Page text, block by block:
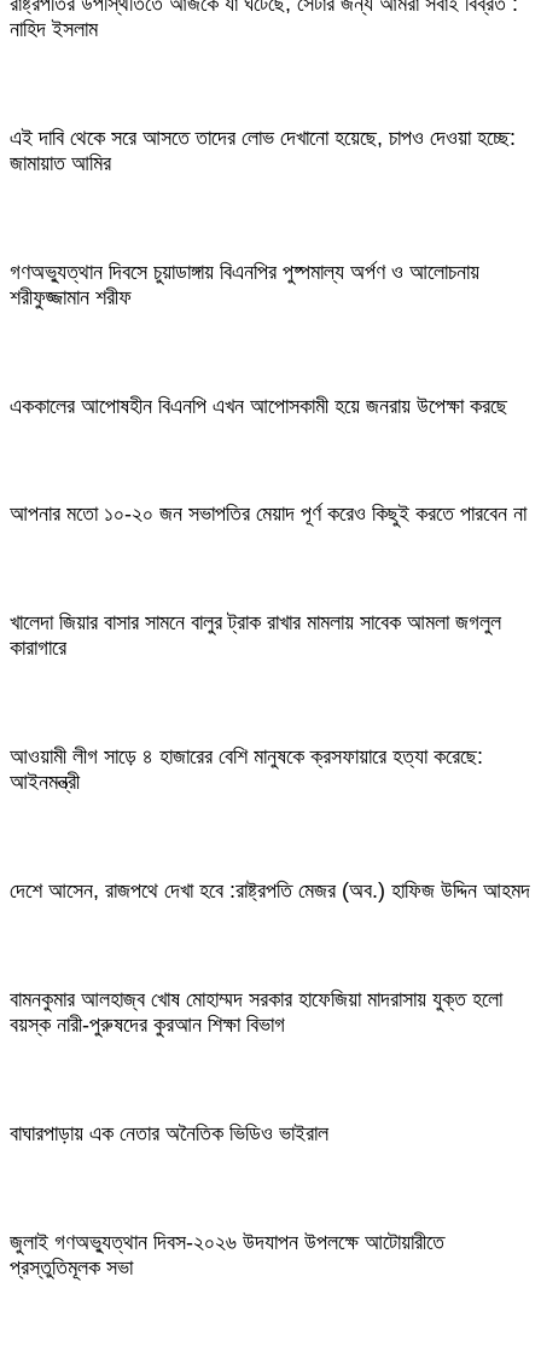
নাহিদ ইসলাম
এই দাবি থেকে সরে আসতে তাদের লোভ দেখানো হয়েছে, চাপও দেওয়া হচ্ছে:
জামায়াত আমির
গণঅভ্যুত্থান দিবসে চুয়াডাঙ্গায় বিএনপির পুষ্পমাল্য অর্পণ ও আলোচনায়
শরীফুজ্জামান শরীফ
এককালের আপোষহীন বিএনপি এখন আপোসকামী হয়ে জনরায় উপেক্ষা করছে
আপনার মতো ১০-২০ জন সভাপতির মেয়াদ পূর্ণ করেও কিছুই করতে পারবেন না
খালেদা জিয়ার বাসার সামনে বালুর ট্রাক রাখার মামলায় সাবেক আমলা জগলুল
কারাগারে
আওয়ামী লীগ সাড়ে ৪ হাজারের বেশি মানুষকে ক্রসফায়ারে হত্যা করেছে:
আইনমন্ত্রী
দেশে আসেন, রাজপথে দেখা হবে :রাষ্ট্রপতি মেজর (অব.) হাফিজ উদ্দিন আহমদ
বামনকুমার আলহাজ্ব খোষ মোহাম্মদ সরকার হাফেজিয়া মাদরাসায় যুক্ত হলো
বয়স্ক নারী-পুরুষদের কুরআন শিক্ষা বিভাগ
বাঘারপাড়ায় এক নেতার অনৈতিক ভিডিও ভাইরাল
জুলাই গণঅভ্যুত্থান দিবস-২০২৬ উদযাপন উপলক্ষে আটোয়ারীতে
প্রস্তুতিমূলক সভা